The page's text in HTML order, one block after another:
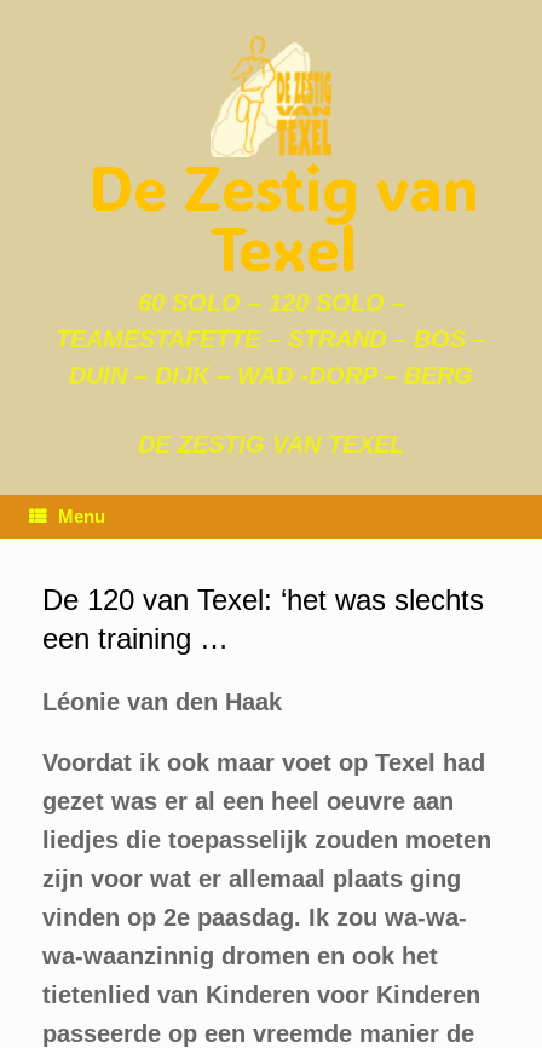
De Zestig van
Texel
60 SOLO – 120 SOLO –
TEAMESTAFETTE – STRAND – BOS –
DUIN – DIJK – WAD -DORP – BERG
DE ZESTIG VAN TEXEL
Menu
De 120 van Texel: ‘het was slechts
een training …
Léonie van den Haak
Voordat ik ook maar voet op Texel had
gezet was er al een heel oeuvre aan
liedjes die toepasselijk zouden moeten
zijn voor wat er allemaal plaats ging
vinden op 2e paasdag. Ik zou wa-wa-
wa-waanzinnig dromen en ook het
tietenlied van Kinderen voor Kinderen
passeerde op een vreemde manier de